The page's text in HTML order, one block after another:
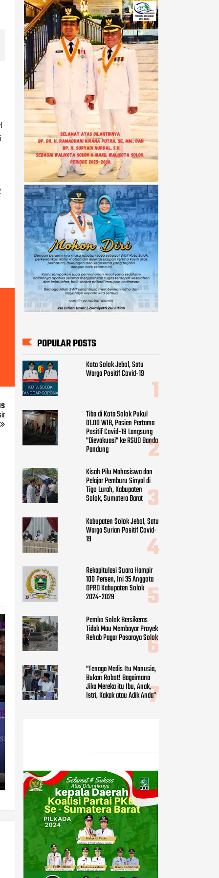
POPULAR POSTS
Kota Solok Jebol, Satu
Warga Positif Covid-19
Tiba di Kota Solok Pukul
01.00 WIB, Pasien Pertama
Positif Covid-19 Langsung
"Dievakuasi" ke RSUD Banda
Pandung
Kisah Pilu Mahasiswa dan
Pelajar Pemburu Sinyal di
Tigo Lurah, Kabupaten
Solok, Sumatera Barat
Kabupaten Solok Jebol, Satu
Warga Surian Positif Covid-
19
Rekapitulasi Suara Hampir
100 Persen, Ini 35 Anggota
DPRD Kabupaten Solok
2024-2029
Pemko Solok Bersikeras
Tidak Mau Membayar Proyek
Rehab Pagar Pasaraya Solok
"Tenaga Medis Itu Manusia,
Bukan Robot! Bagaimana
Jika Mereka itu Ibu, Anak,
Istri, Kakak atau Adik Anda"